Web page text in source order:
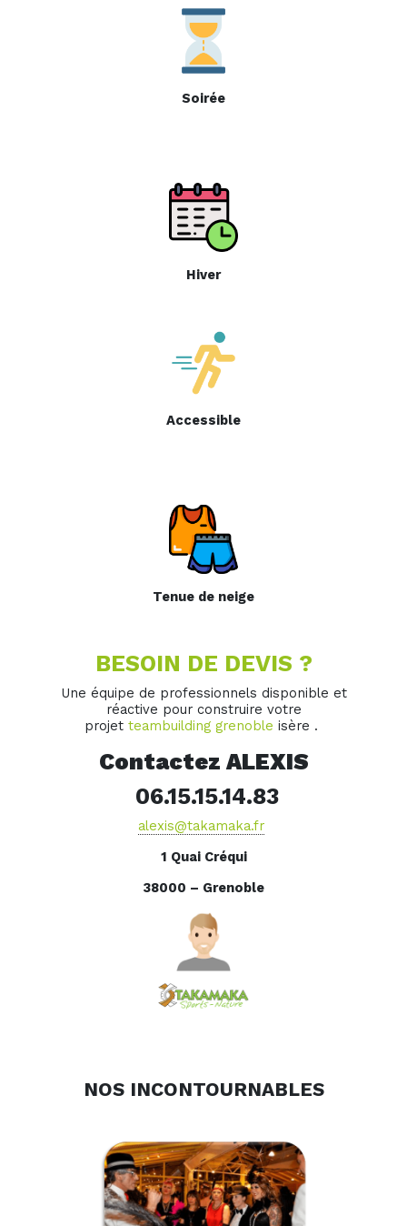
Soirée
Hiver
Accessible
Tenue de neige
BESOIN DE DEVIS ?
Une équipe de professionnels disponible et
réactive pour construire votre
projet teambuilding grenoble isère .
Contactez ALEXIS
06.15.15.14.83
alexis@takamaka.fr
1 Quai Créqui
38000 – Grenoble
NOS INCONTOURNABLES